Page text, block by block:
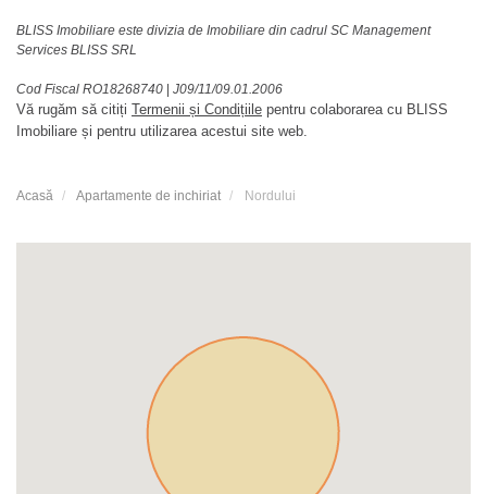
BLISS Imobiliare este divizia de Imobiliare din cadrul SC Management
Services BLISS SRL
Cod Fiscal RO18268740 | J09/11/09.01.2006
Vă rugăm să citiți Termenii și Condițiile pentru colaborarea cu BLISS
Imobiliare și pentru utilizarea acestui site web.
Acasă Apartamente de inchiriat Nordului